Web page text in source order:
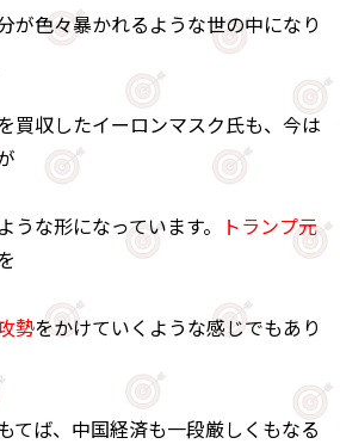
が色々暴かれるような世の中になり
買収したイーロンマスク氏も、今は
な形になっています。
トランプ元
勢をかけていくような感じでもあり
てば、中国経済も一段厳しくもなる